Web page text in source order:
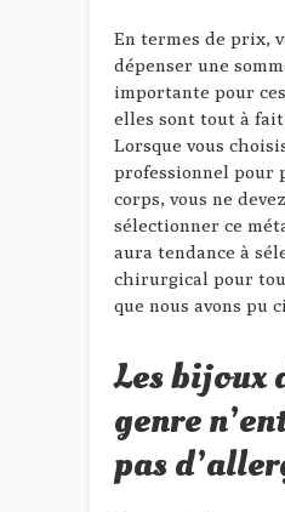
En termes de prix,
dépenser une
importante pour
elles sont tout à
Lorsque vous
professionnel pour
corps, vous ne
sélectionner ce
aura tendance à
chirurgical pour
que nous avons pu
Les bijoux
genre
pas